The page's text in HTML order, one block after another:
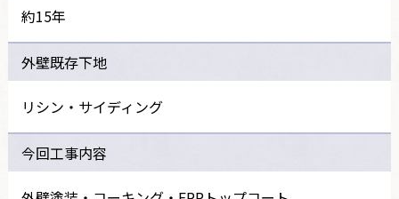
約15年
外壁既存下地
リシン・サイディング
今回工事内容